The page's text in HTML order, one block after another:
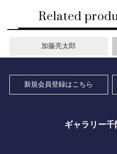
Related
加藤亮太郎
新規会員登録はこちら
ギャラリー